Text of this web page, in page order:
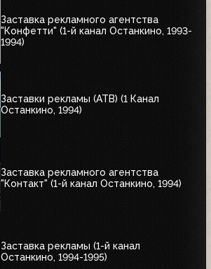
Заставка рекламного агентства
"Конфетти" (1-й канал Останкино, 1993-
1994)
Заставки рекламы (АТВ) (1 Канал
Останкино, 1994)
Заставка рекламного агентства
"Контакт" (1-й канал Останкино, 1994)
Заставка рекламы (1-й канал
Останкино, 1994-1995)